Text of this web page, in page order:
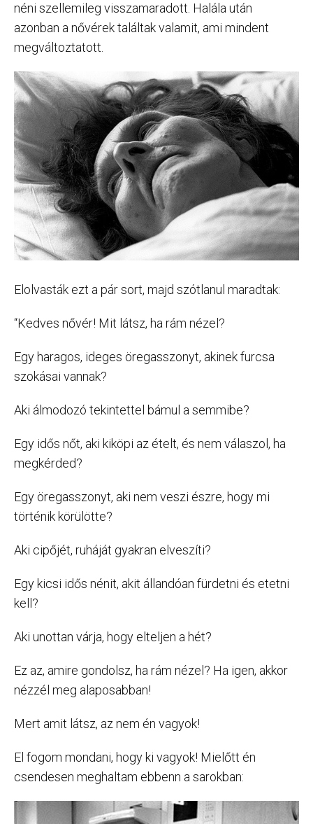
néni szellemileg visszamaradott. Halála után
azonban a nővérek találtak valamit, ami mindent
megváltoztatott.
Elolvasták ezt a pár sort, majd szótlanul maradtak:
“Kedves nővér! Mit látsz, ha rám nézel?
Egy haragos, ideges öregasszonyt, akinek furcsa
szokásai vannak?
Aki álmodozó tekintettel bámul a semmibe?
Egy idős nőt, aki kiköpi az ételt, és nem válaszol, ha
megkérded?
Egy öregasszonyt, aki nem veszi észre, hogy mi
történik körülötte?
Aki cipőjét, ruháját gyakran elveszíti?
Egy kicsi idős nénit, akit állandóan fürdetni és etetni
kell?
Aki unottan várja, hogy elteljen a hét?
Ez az, amire gondolsz, ha rám nézel? Ha igen, akkor
nézzél meg alaposabban!
Mert amit látsz, az nem én vagyok!
El fogom mondani, hogy ki vagyok! Mielőtt én
csendesen meghaltam ebbenn a sarokban: